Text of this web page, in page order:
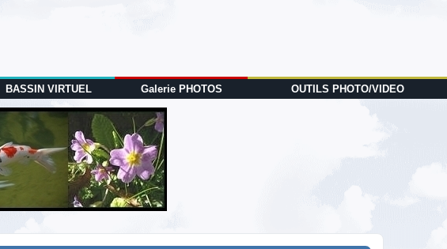
BASSIN VIRTUEL Galerie PHOTOS OUTILS PHOTO/VIDEO